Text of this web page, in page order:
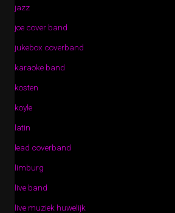
jazz
joe cover band
jukebox coverband
karaoke band
kosten
koyle
latin
lead coverband
limburg
live band
live muziek huwelijk